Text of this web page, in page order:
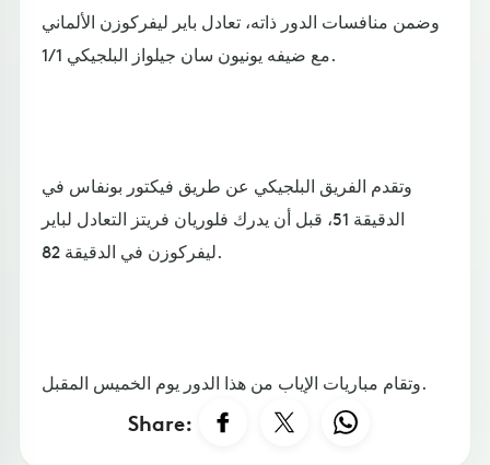
وضمن منافسات الدور ذاته، تعادل باير ليفركوزن الألماني
مع ضيفه يونيون سان جيلواز البلجيكي 1/1.
وتقدم الفريق البلجيكي عن طريق فيكتور بونفاس في
الدقيقة 51، قبل أن يدرك فلوريان فريتز التعادل لباير
ليفركوزن في الدقيقة 82.
وتقام مباريات الإياب من هذا الدور يوم الخميس المقبل.
Share: